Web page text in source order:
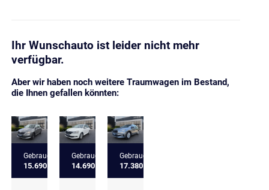
Ihr Wunschauto ist leider nicht mehr
verfügbar.
Aber wir haben noch weitere Traumwagen im Bestand,
die Ihnen gefallen könnten:
Gebrauchtfahrzeug
15.690 €
Gebrauchtfahrzeug
14.690 €
Gebrauchtfahrzeug
17.380 €